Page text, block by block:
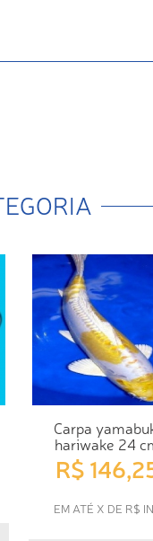
Carpa
hariwake 24
R$
EM ATÉ X DE R$